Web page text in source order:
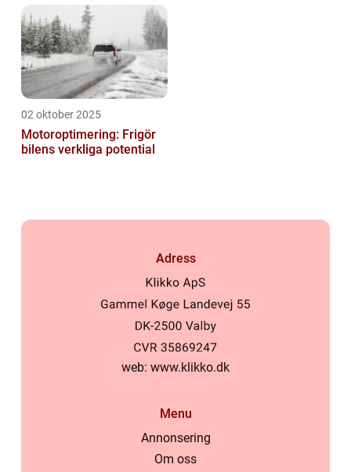
02 oktober 2025
Motoroptimering: Frigör
bilens verkliga potential
Adress
web: www.klikko.dk
Menu
Annonsering
Om oss